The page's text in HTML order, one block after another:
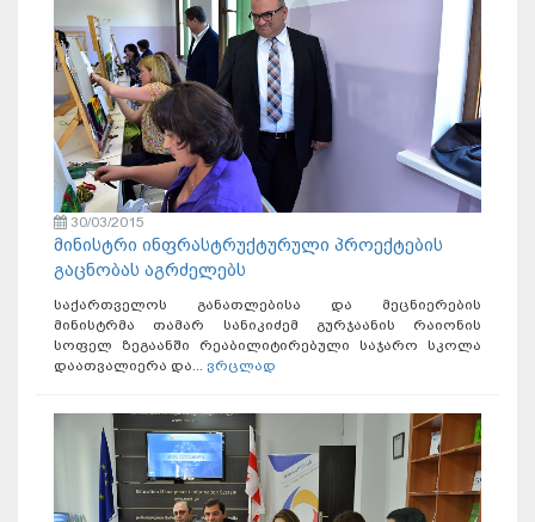
30/03/2015
მინისტრი ინფრასტრუქტურული პროექტების
გაცნობას აგრძელებს
საქართველოს განათლებისა და მეცნიერების
მინისტრმა თამარ სანიკიძემ გურჯაანის რაიონის
სოფელ ზეგაანში რეაბილიტირებული საჯარო სკოლა
დაათვალიერა და... ვრცლად